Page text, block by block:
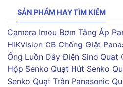
SẢN PHẨM HAY TÌM KIẾM
Camera Imou Bơm Tăng Áp
HiKVision CB Chống Giật
Ống Luồn Dây Điện Sino Quạt
Hộp Senko Quạt Hút Senko
Senko Quạt Trần Panasonic